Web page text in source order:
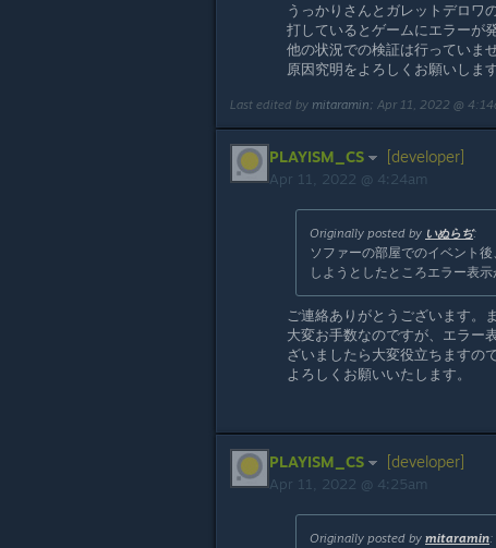
うっかりさんとガレットデロワ
打しているとゲームにエラーが
他の状況での検証は行っていま
原因究明をよろしくお願いします
Last edited by mitaramin; Apr 11, 2022 @
PLAYISM_CS [developer]
Apr 11, 2022 @ 4:24am
Originally posted by いぬらぢ:
ソファーの部屋でのイベント
しようとしたところエラー表
ご連絡ありがとうございます。
大変お手数なのですが、エラー
ざいましたら大変役立ちますの
よろしくお願いいたします。
PLAYISM_CS [developer]
Apr 11, 2022 @ 4:25am
Originally posted by mitaramin: